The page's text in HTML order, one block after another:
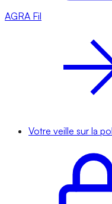
AGRA Fil
Votre veille sur la